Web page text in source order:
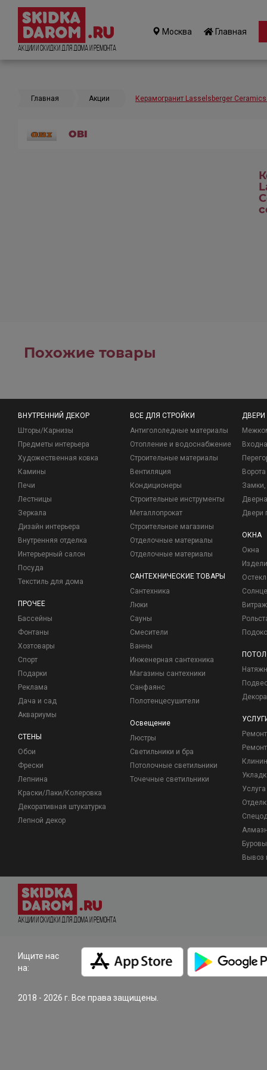
Акции и Скидки для дома и ремонта
Москва Главная
Главная Акции Керамогранит Lasselsberger
OBI
Похожие товары
ВНУТРЕННИЙ ДЕКОР
Шторы/Карнизы
Предметы интерьера
Художественная ковка
Камины
Печи
Лестницы
Зеркала
Дизайн интерьера
Внутренняя отделка
Интерьерный салон
Посуда
Текстиль для дома
ПРОЧЕЕ
Бассейны
Фонтаны
Хозтовары
Спорт
Подарки
Реклама
Дача и сад
Аквариумы
СТЕНЫ
Обои
Фрески
Лепнина
Краски/Лаки/Колеровка
Декоративная штукатурка
Лепной декор
ВСЕ ДЛЯ СТРОЙКИ
Антигололедные материалы
Отопление и водоснабжение
Строительные материалы
Вентиляция
Кондиционеры
Строительные инструменты
Металлопрокат
Строительные магазины
Отделочные материалы
Отделочные материалы
САНТЕХНИЧЕСКИЕ ТОВАРЫ
Сантехника
Люки
Сауны
Смесители
Ванны
Инженерная сантехника
Магазины сантехники
Санфаянс
Полотенцесушители
Освещение
Люстры
Светильники и бра
Потолочные светильники
Точечные светильники
ДВЕРИ
Ворота
Замки,
Двери
ОКНА
Окна
Вывоз
Акции и Скидки для дома и ремонта
Ищите нас
на:
2018 - 2026 г. Все права защищены.